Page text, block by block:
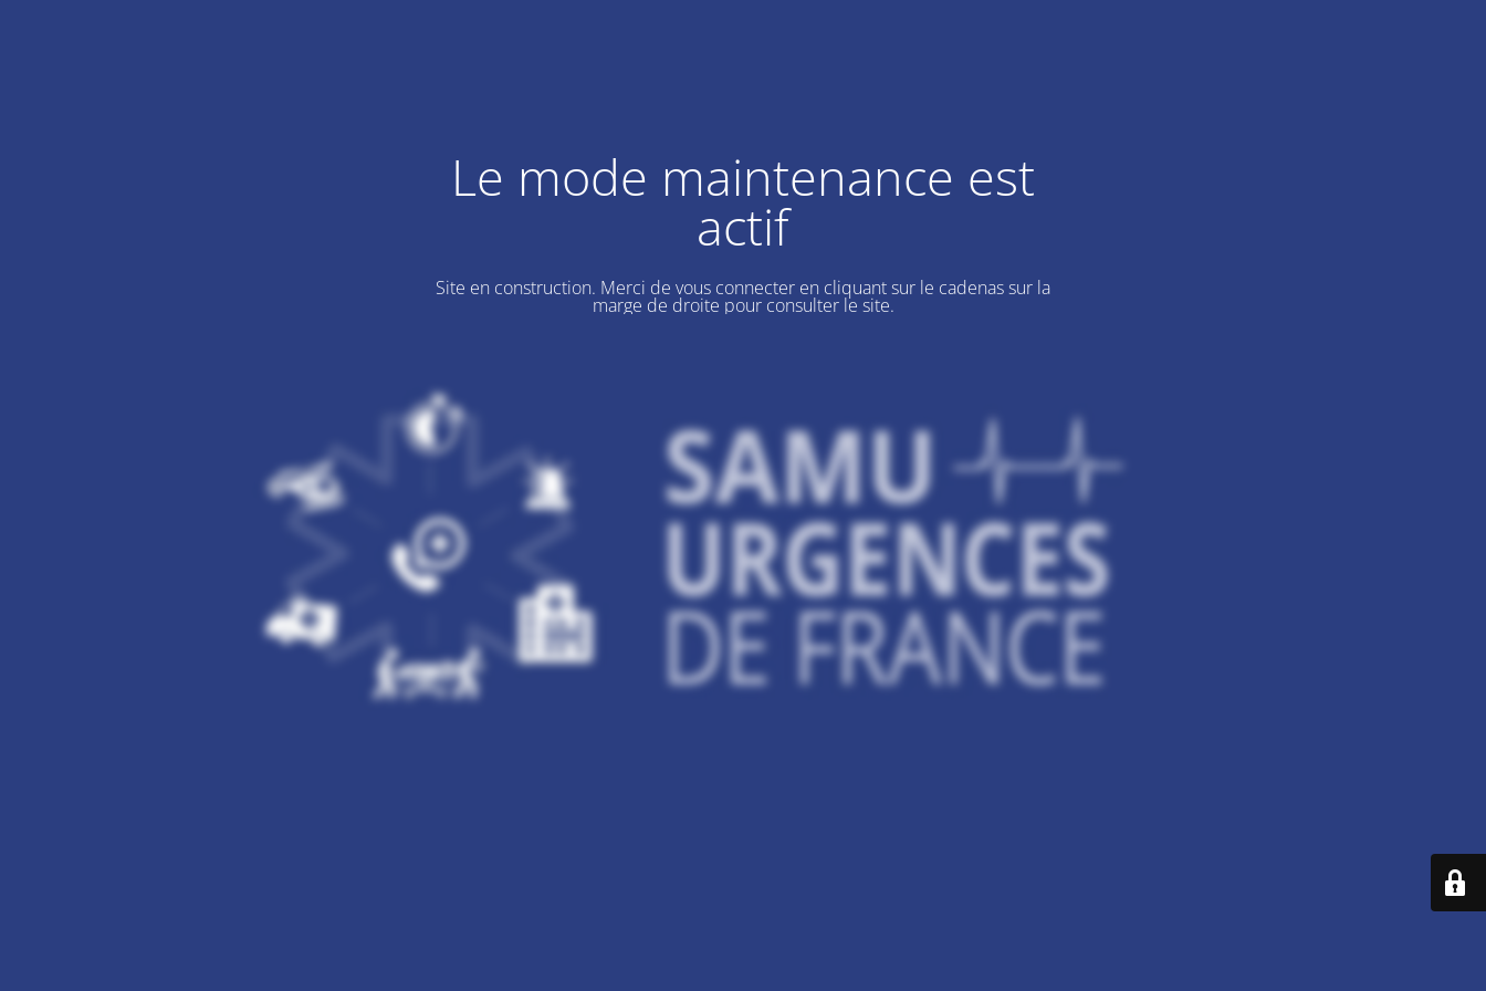
Le mode maintenance est
actif
Site en construction. Merci de vous connecter en cliquant sur le cadenas sur la
marge de droite pour consulter le site.